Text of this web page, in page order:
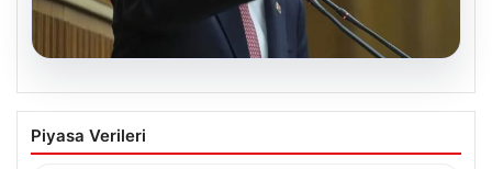
Kılıçdaroğlu: Hesap sormaktan ve
vermekten çekinmeyiz
Piyasa Verileri